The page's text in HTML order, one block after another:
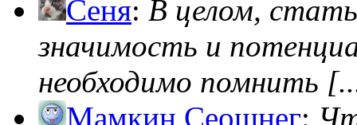
Сеня: В целом,
значимость и
необходимо помнить
Мамкин Сеошнег: